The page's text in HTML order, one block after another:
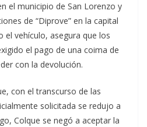
el municipio de San Lorenzo y
de “Diprove” en la capital
el vehículo, asegura que los
el pago de una coima de
con la devolución.
con el transcurso de las
solicitada se redujo a
Colque se negó a aceptar la